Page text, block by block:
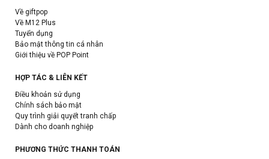
Về giftpop
Về M12 Plus
Tuyển dụng
Bảo mật thông tin cá nhân
Giới thiệu về POP Point
HỢP TÁC & LIÊN KẾT
Điều khoản sử dụng
Chính sách bảo mật
Quy trình giải quyết tranh chấp
Dành cho doanh nghiệp
PHƯƠNG THỨC THANH TOÁN